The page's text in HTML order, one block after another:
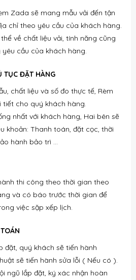
Zada sẽ mang mẫu vải đến tận
chỉ theo yêu cầu của khách hàng.
về chất liệu vải, tính năng cũng
cầu của khách hàng.
TỤC ĐẶT HÀNG
chất liệu và số đo thực tế, Rèm
cho quý khách hàng.
nhất với khách hàng, Hai bên sẽ
khoản: Thanh toán, đặt cọc, thời
hành bảo trì …
thi công theo thời gian theo
và có báo trước thời gian để
việc sặp xếp lịch.
đặt, quý khách sẽ tiến hành
sẽ tiến hành sửa lỗi ( Nếu có ).
ngũ lắp đặt, ký xác nhận hoàn